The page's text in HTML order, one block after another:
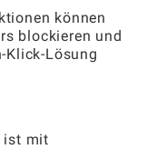
können
blockieren und
Klick-Lösung
ist mit